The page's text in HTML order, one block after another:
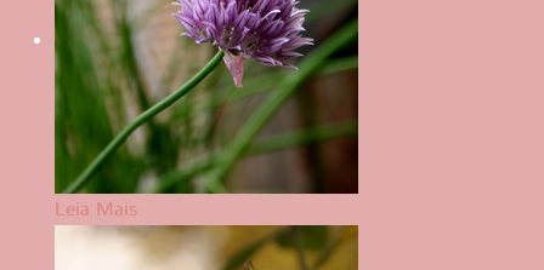
Leia Mais